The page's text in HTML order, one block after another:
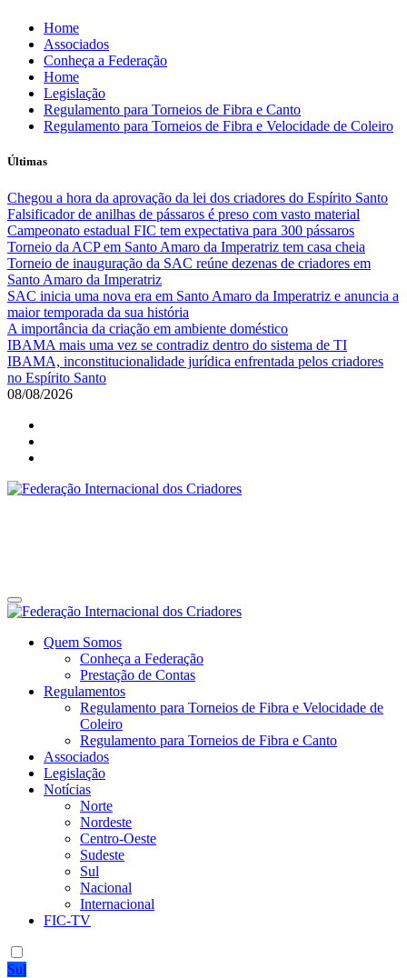
Skip
content
Home
Associados
Conheça a Federação
Home
Legislação
Regulamento para Torneios de Fibra e Canto
Regulamento para Torneios de Fibra e Velocidade de Coleiro
Últimas
Chegou a hora da aprovação da lei dos criadores do Espírito Santo
Falsificador de anilhas de pássaros é preso com vasto material
Campeonato estadual FIC tem expectativa para 300 pássaros
Torneio da ACP em Santo Amaro da Imperatriz tem casa cheia
Torneio de inauguração da SAC reúne dezenas de criadores em
Santo Amaro da Imperatriz
SAC inicia uma nova era em Santo Amaro da Imperatriz e anuncia a
maior temporada da sua história
A importância da criação em ambiente doméstico
IBAMA mais uma vez se contradiz dentro do sistema de TI
IBAMA, inconstitucionalidade jurídica enfrentada pelos criadores
no Espírito Santo
08/08/2026
Site da Federação Internacional dos Criadores de Pássaros
Quem Somos
Conheça a Federação
Prestação de Contas
Regulamentos
Regulamento para Torneios de Fibra e Velocidade de
Coleiro
Regulamento para Torneios de Fibra e Canto
Associados
Legislação
Notícias
Norte
Nordeste
Centro-Oeste
Sudeste
Sul
Nacional
Internacional
FIC-TV
Sul